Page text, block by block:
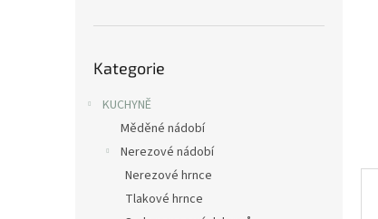
kategorie
Kategorie
KUCHYNĚ
Měděné nádobí
Nerezové nádobí
Nerezové hrnce
Tlakové hrnce